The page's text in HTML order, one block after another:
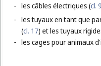
- les câbles électriques (cl.
- les tuyaux en tant que
(cl. 17) et les tuyaux
- les cages pour animaux